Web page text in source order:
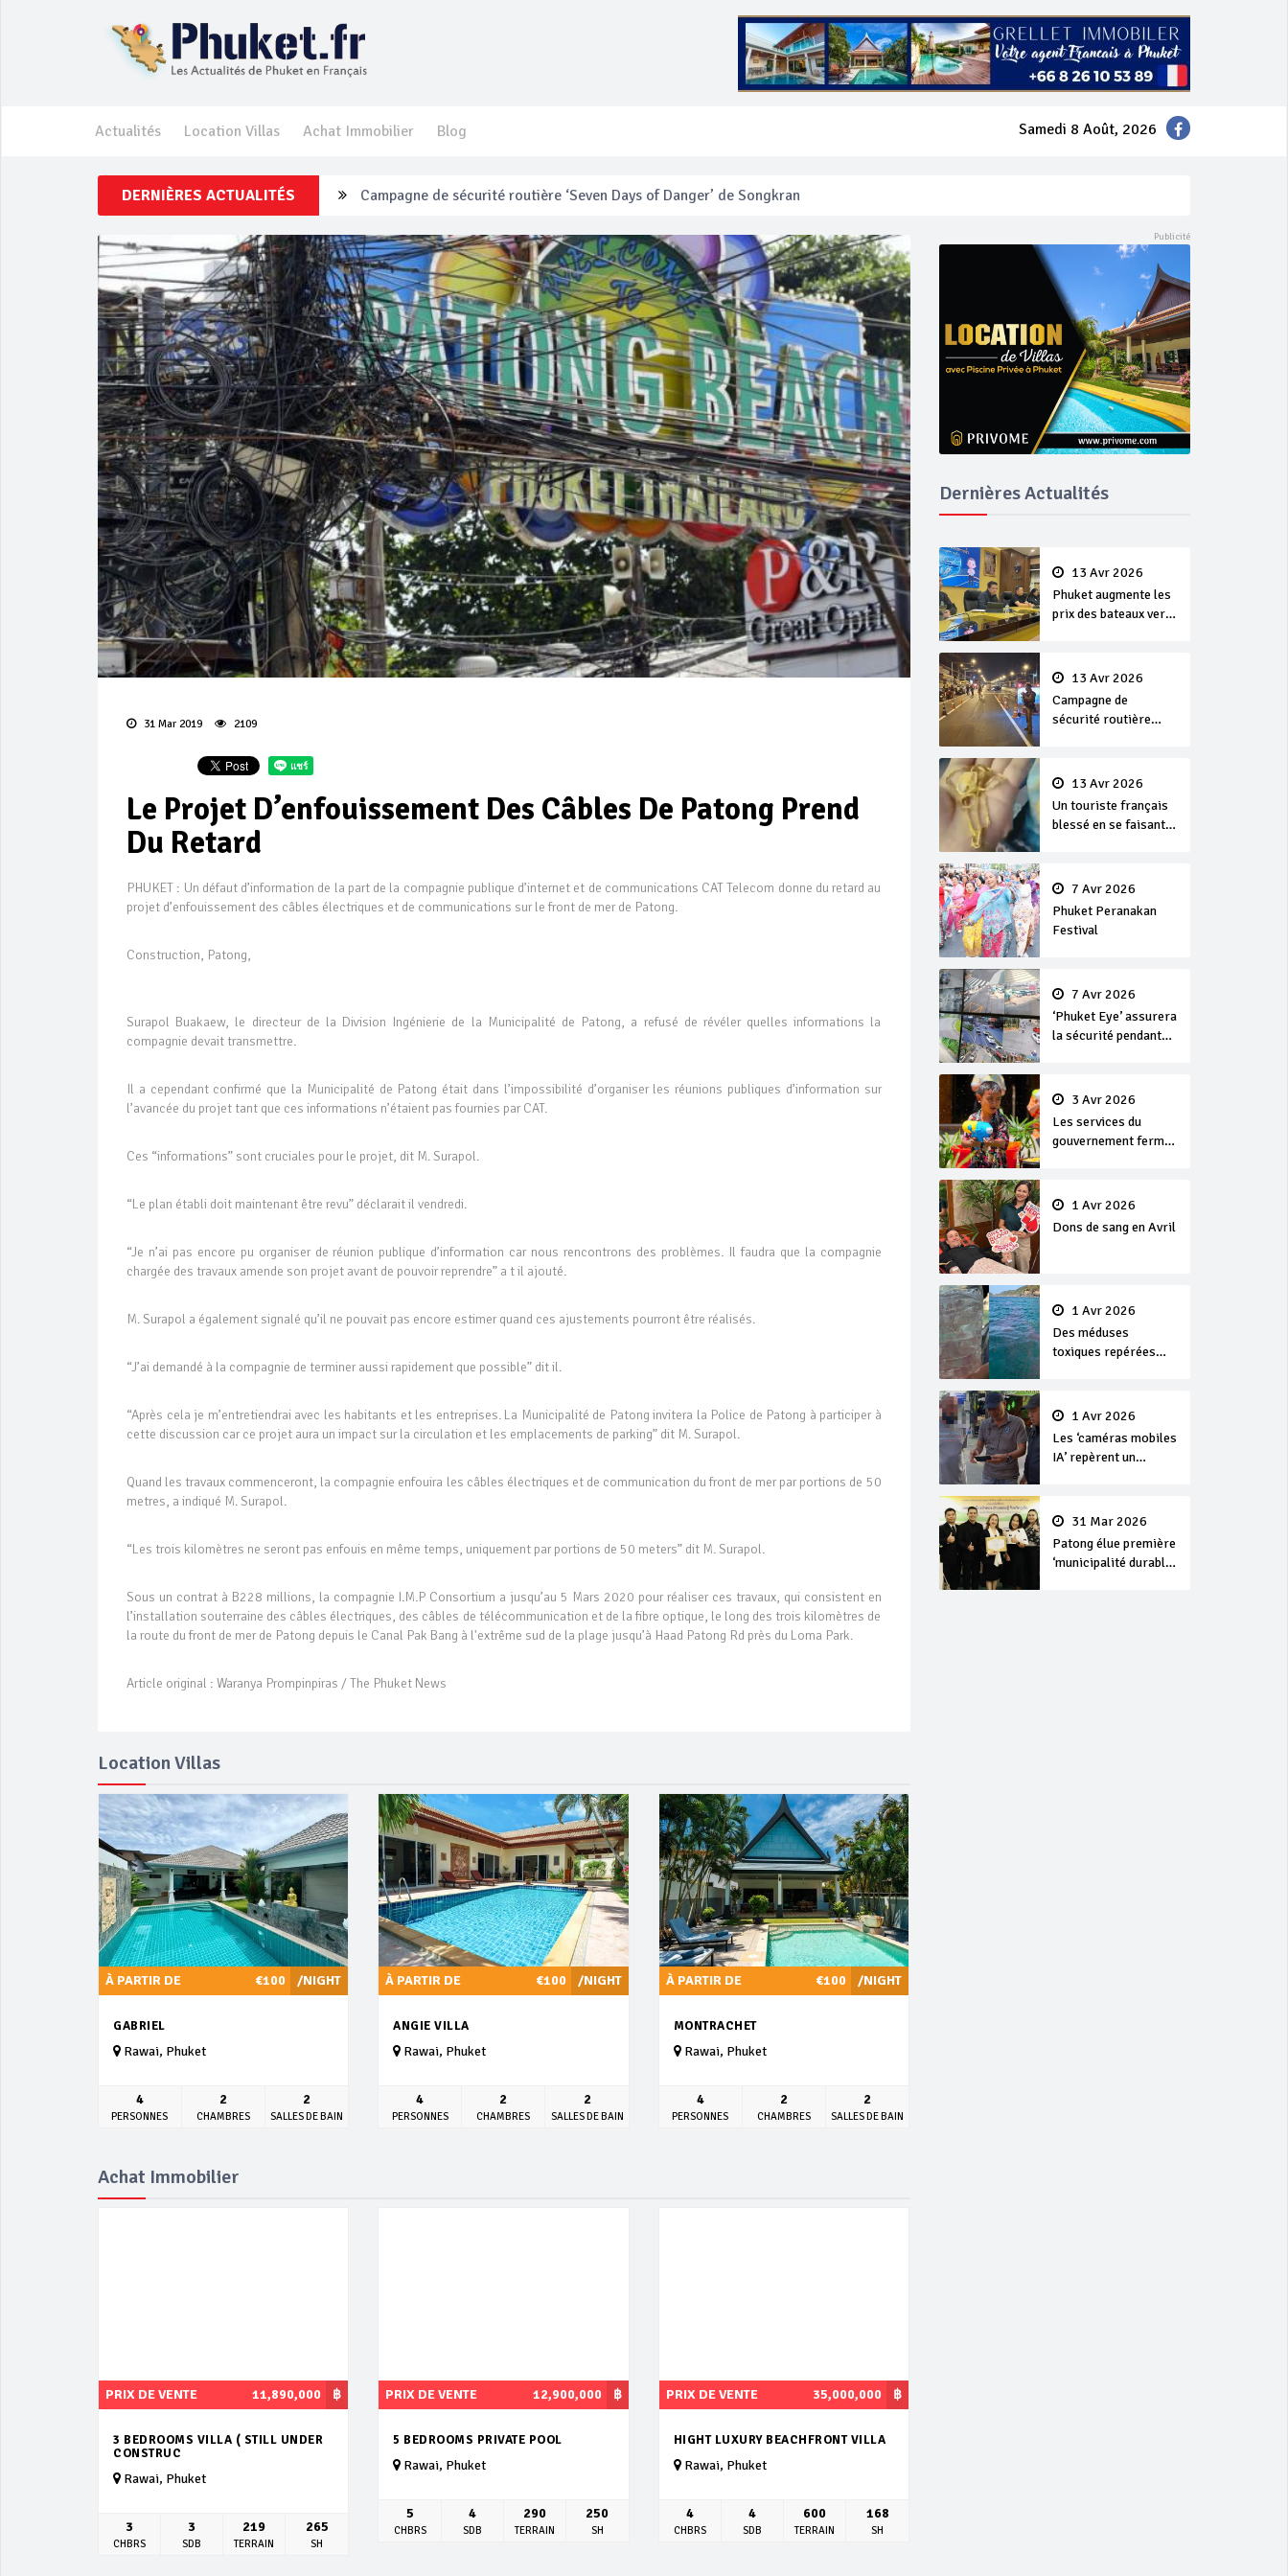
Actualités Location Villas Achat Immobilier Blog Samedi 8 Août, 2026
DERNIÈRES ACTUALITÉS Un touriste français blessé en se faisant arracher son collier en or
Phuket Peranakan Festival
‘Phuket Eye’ assurera la sécurité pendant Songkran
Phuket augmente les prix des bateaux vers Koh Phi Phi et des excursions en mer
Campagne de sécurité routière ‘Seven Days of Danger’ de Songkran
31 Mar 2019 2109
Le Projet D’enfouissement Des Câbles De Patong Prend
Du Retard
PHUKET : Un défaut d’information de la part de la compagnie publique d’internet et de communications CAT Telecom donne du retard au
projet d’enfouissement des câbles électriques et de communications sur le front de mer de Patong.
Construction, Patong,
Surapol Buakaew, le directeur de la Division Ingénierie de la Municipalité de Patong, a refusé de révéler quelles informations la
compagnie devait transmettre.
Il a cependant confirmé que la Municipalité de Patong était dans l’impossibilité d’organiser les réunions publiques d’information sur
l’avancée du projet tant que ces informations n’étaient pas fournies par CAT.
Ces “informations” sont cruciales pour le projet, dit M. Surapol.
“Le plan établi doit maintenant être revu” déclarait il vendredi.
“Je n’ai pas encore pu organiser de réunion publique d’information car nous rencontrons des problèmes. Il faudra que la compagnie
chargée des travaux amende son projet avant de pouvoir reprendre” a t il ajouté.
M. Surapol a également signalé qu’il ne pouvait pas encore estimer quand ces ajustements pourront être réalisés.
“J’ai demandé à la compagnie de terminer aussi rapidement que possible” dit il.
“Après cela je m’entretiendrai avec les habitants et les entreprises. La Municipalité de Patong invitera la Police de Patong à participer à
cette discussion car ce projet aura un impact sur la circulation et les emplacements de parking” dit M. Surapol.
Quand les travaux commenceront, la compagnie enfouira les câbles électriques et de communication du front de mer par portions de 50
metres, a indiqué M. Surapol.
“Les trois kilomètres ne seront pas enfouis en même temps, uniquement par portions de 50 meters” dit M. Surapol.
Sous un contrat à B228 millions, la compagnie I.M.P Consortium a jusqu’au 5 Mars 2020 pour réaliser ces travaux, qui consistent en
l’installation souterraine des câbles électriques, des câbles de télécommunication et de la fibre optique, le long des trois kilomètres de
la route du front de mer de Patong depuis le Canal Pak Bang à l'extrême sud de la plage jusqu’à Haad Patong Rd près du Loma Park.
Article original : Waranya Prompinpiras / The Phuket News
Dernières Actualités
13 Avr 2026
Phuket augmente les
prix des bateaux vers
13 Avr 2026
Campagne de
sécurité routière
13 Avr 2026
Un touriste français
blessé en se faisant
7 Avr 2026
Phuket Peranakan
Festival
7 Avr 2026
‘Phuket Eye’ assurera
la sécurité pendant
3 Avr 2026
Les services du
gouvernement fermés
Songkran
1 Avr 2026
Dons de sang en Avril
1 Avr 2026
Des méduses
toxiques repérées
1 Avr 2026
Les ‘caméras mobiles
IA’ repèrent un
séjour31 Mar 2026
Patong élue première
‘municipalité durable’
Location Villas
/NIGHT
À PARTIR DE €100
GABRIEL
Rawai, Phuket
4
PERSONNES
2
CHAMBRES
2
SALLES DE BAIN
/NIGHT
À PARTIR DE €100
ANGIE VILLA
Rawai, Phuket
4
PERSONNES
2
CHAMBRES
2
SALLES DE BAIN
/NIGHT
À PARTIR DE €100
MONTRACHET
Rawai, Phuket
4
PERSONNES
2
CHAMBRES
2
SALLES DE BAIN
Achat Immobilier
฿
PRIX DE VENTE 11,890,000
3 BEDROOMS VILLA ( STILL UNDER
CONSTRUC
Rawai, Phuket
3
CHBRS
3
SDB
219
TERRAIN
265
SH
฿
PRIX DE VENTE 12,900,000
5 BEDROOMS PRIVATE POOL
Rawai, Phuket
5
CHBRS
4
SDB
290
TERRAIN
250
SH
฿
PRIX DE VENTE 35,000,000
HIGHT LUXURY BEACHFRONT VILLA
Rawai, Phuket
4
CHBRS
4
SDB
600
TERRAIN
168
SH